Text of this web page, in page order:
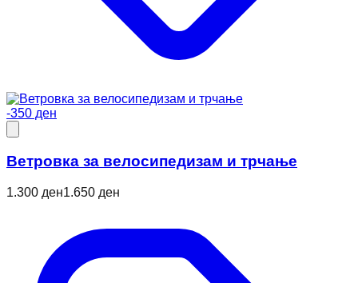
-350 ден
Ветровкa за велосипедизам и трчање
1.300 ден1.650 ден